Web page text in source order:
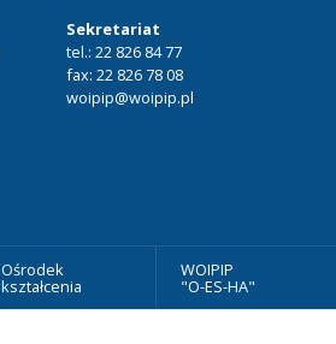
Sekretariat
tel.: 22 826 84 77
fax: 22 826 78 08
woipip@woipip.pl
Ośrodek
kształcenia
WOIPIP
"O-ES-HA"